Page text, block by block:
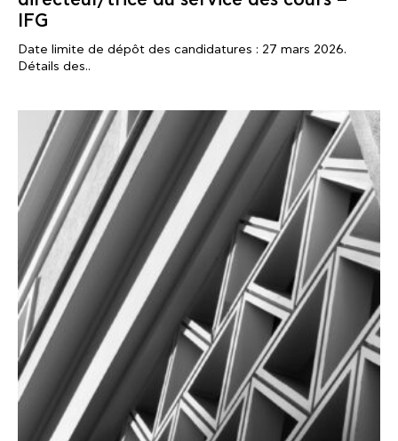
IFG
Date limite de dépôt des candidatures : 27 mars 2026.
Détails des..